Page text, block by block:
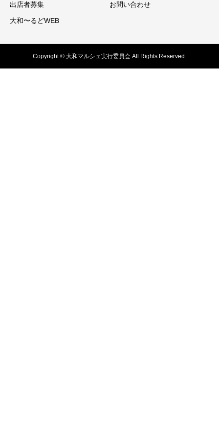
出店者募集 お問い合わせ
大和〜るどWEB
Copyright © 大和マルシェ実行委員会 All Rights Reserved.